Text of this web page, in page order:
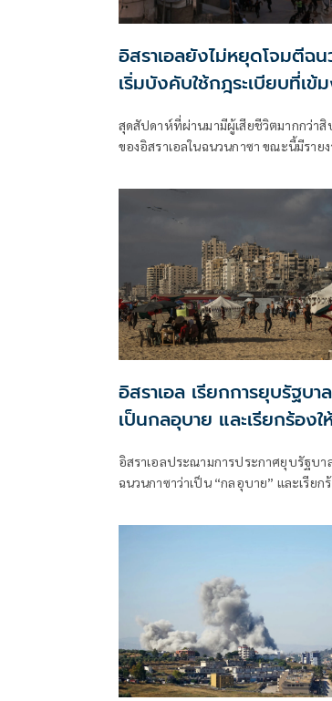
อิสราเอลยังไม่หยุดโจมตีฉ
เริ่มบังคับใช้กฎระเบียบที่เข้
สุดสัปดาห์ที่ผ่านมามีผู้เสียชีวิตมากกว่าสิ
ของอิสราเอลในฉนวนกาซา ขณะนี้มีราย
ลักษณะดังกล่าวแล้ว
อิสราเอล เรียกการยุบรัฐบา
เป็นกลอุบาย และเรียกร้อง
อิสราเอลประณามการประกาศยุบรัฐบา
ฉนวนกาซาว่าเป็น “กลอุบาย” และเรียก